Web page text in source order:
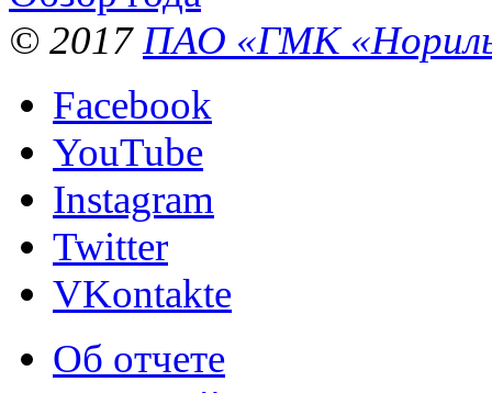
© 2017 ПАО «ГМК
Facebook
YouTube
Instagram
Twitter
VKontakte
Об отчете